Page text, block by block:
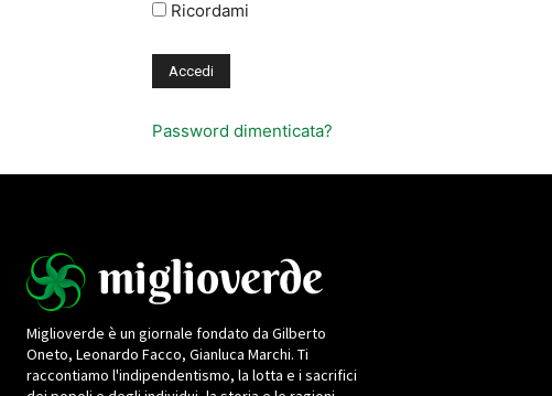
Ricordami
Password dimenticata?
Miglioverde è un giornale fondato da Gilberto
Oneto, Leonardo Facco, Gianluca Marchi. Ti
raccontiamo l'indipendentismo, la lotta e i sacrifici